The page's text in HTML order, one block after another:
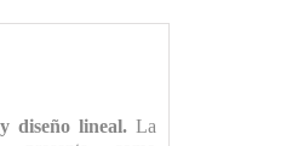
diseño lineal.La